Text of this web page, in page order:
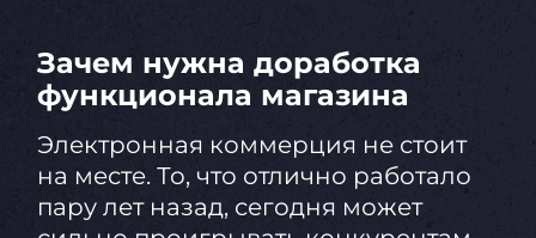
Зачем нужна доработка
функционала магазина
Электронная коммерция не стоит
на месте. То, что отлично работало
пару лет назад, сегодня может